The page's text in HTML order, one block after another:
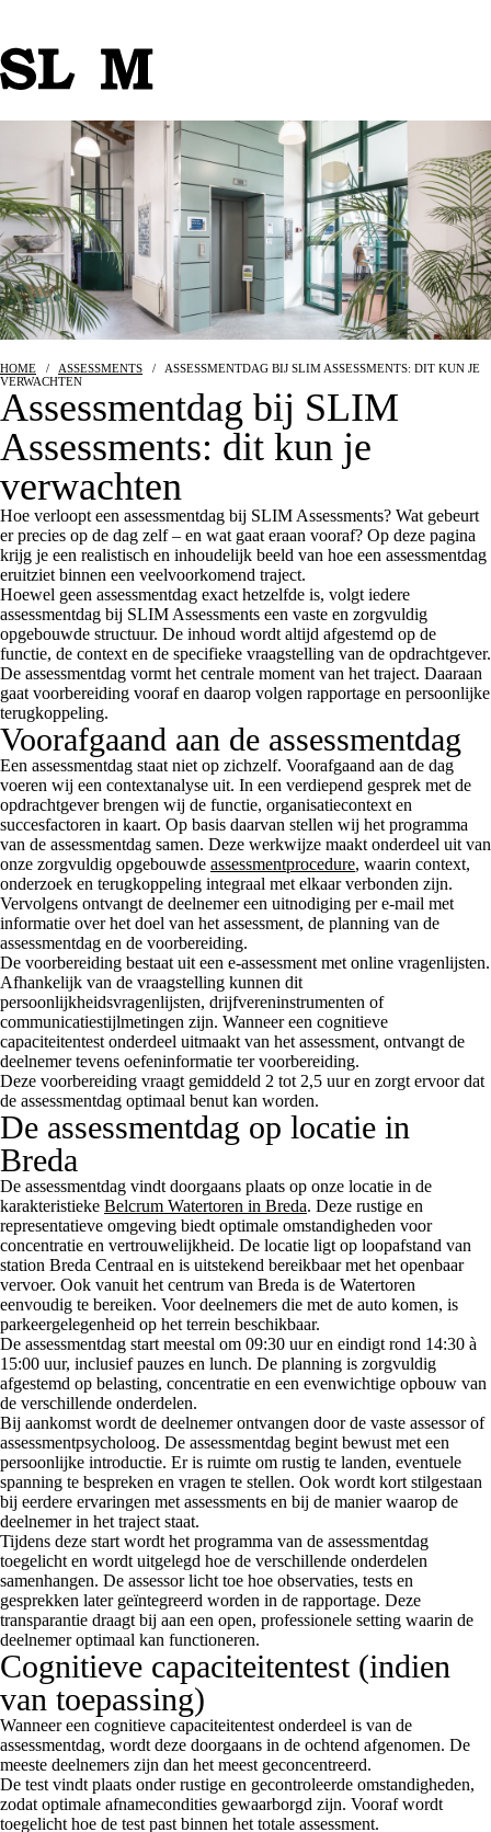
HOME / ASSESSMENTS / ASSESSMENTDAG BIJ SLIM ASSESSMENTS: DIT KUN JE
VERWACHTEN
Assessmentdag bij SLIM
Assessments: dit kun je
verwachten
Hoe verloopt een assessmentdag bij SLIM Assessments? Wat gebeurt
er precies op de dag zelf – en wat gaat eraan vooraf? Op deze pagina
krijg je een realistisch en inhoudelijk beeld van hoe een assessmentdag
eruitziet binnen een veelvoorkomend traject.
Hoewel geen assessmentdag exact hetzelfde is, volgt iedere
assessmentdag bij SLIM Assessments een vaste en zorgvuldig
opgebouwde structuur. De inhoud wordt altijd afgestemd op de
functie, de context en de specifieke vraagstelling van de opdrachtgever.
De assessmentdag vormt het centrale moment van het traject. Daaraan
gaat voorbereiding vooraf en daarop volgen rapportage en persoonlijke
terugkoppeling.
Voorafgaand aan de assessmentdag
Een assessmentdag staat niet op zichzelf. Voorafgaand aan de dag
voeren wij een contextanalyse uit. In een verdiepend gesprek met de
opdrachtgever brengen wij de functie, organisatiecontext en
succesfactoren in kaart. Op basis daarvan stellen wij het programma
van de assessmentdag samen. Deze werkwijze maakt onderdeel uit van
onze zorgvuldig opgebouwde assessmentprocedure, waarin context,
onderzoek en terugkoppeling integraal met elkaar verbonden zijn.
Vervolgens ontvangt de deelnemer een uitnodiging per e-mail met
informatie over het doel van het assessment, de planning van de
assessmentdag en de voorbereiding.
De voorbereiding bestaat uit een e-assessment met online vragenlijsten.
Afhankelijk van de vraagstelling kunnen dit
persoonlijkheidsvragenlijsten, drijfvereninstrumenten of
communicatiestijlmetingen zijn. Wanneer een cognitieve
capaciteitentest onderdeel uitmaakt van het assessment, ontvangt de
deelnemer tevens oefeninformatie ter voorbereiding.
Deze voorbereiding vraagt gemiddeld 2 tot 2,5 uur en zorgt ervoor dat
de assessmentdag optimaal benut kan worden.
De assessmentdag op locatie in
Breda
De assessmentdag vindt doorgaans plaats op onze locatie in de
karakteristieke Belcrum Watertoren in Breda. Deze rustige en
representatieve omgeving biedt optimale omstandigheden voor
concentratie en vertrouwelijkheid. De locatie ligt op loopafstand van
station Breda Centraal en is uitstekend bereikbaar met het openbaar
vervoer. Ook vanuit het centrum van Breda is de Watertoren
eenvoudig te bereiken. Voor deelnemers die met de auto komen, is
parkeergelegenheid op het terrein beschikbaar.
De assessmentdag start meestal om 09:30 uur en eindigt rond 14:30 à
15:00 uur, inclusief pauzes en lunch. De planning is zorgvuldig
afgestemd op belasting, concentratie en een evenwichtige opbouw van
de verschillende onderdelen.
Bij aankomst wordt de deelnemer ontvangen door de vaste assessor of
assessmentpsycholoog. De assessmentdag begint bewust met een
persoonlijke introductie. Er is ruimte om rustig te landen, eventuele
spanning te bespreken en vragen te stellen. Ook wordt kort stilgestaan
bij eerdere ervaringen met assessments en bij de manier waarop de
deelnemer in het traject staat.
Tijdens deze start wordt het programma van de assessmentdag
toegelicht en wordt uitgelegd hoe de verschillende onderdelen
samenhangen. De assessor licht toe hoe observaties, tests en
gesprekken later geïntegreerd worden in de rapportage. Deze
transparantie draagt bij aan een open, professionele setting waarin de
deelnemer optimaal kan functioneren.
Cognitieve capaciteitentest (indien
van toepassing)
Wanneer een cognitieve capaciteitentest onderdeel is van de
assessmentdag, wordt deze doorgaans in de ochtend afgenomen. De
meeste deelnemers zijn dan het meest geconcentreerd.
De test vindt plaats onder rustige en gecontroleerde omstandigheden,
zodat optimale afnamecondities gewaarborgd zijn. Vooraf wordt
toegelicht hoe de test past binnen het totale assessment.